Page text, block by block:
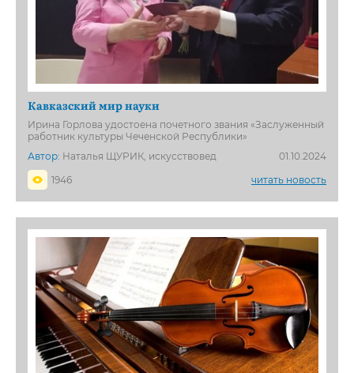
Кавказский мир науки
Ирина Горлова удостоена почетного звания «Заслуженный
работник культуры Чеченской Республики»
Автор: Наталья ЩУРИК, искусствовед
01.10.2024
1946
читать новость